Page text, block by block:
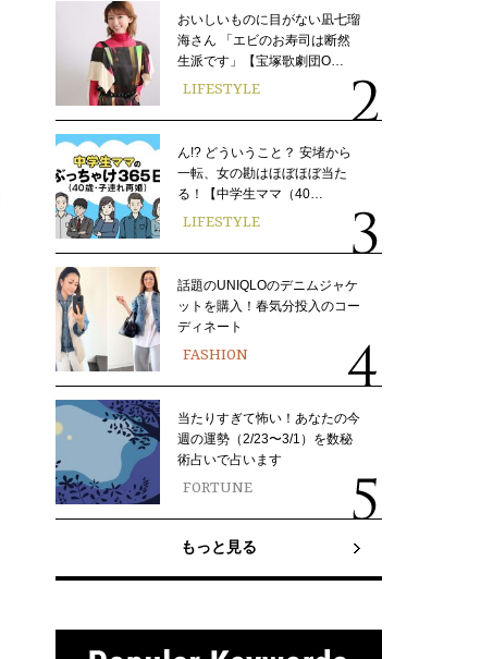
おいしいものに目がない凪七瑠
海さん 「エビのお寿司は断然
生派です」【宝塚歌劇団O…
LIFESTYLE
ん!? どういうこと？ 安堵から
一転、女の勘はほぼほぼ当た
る！【中学生ママ（40…
LIFESTYLE
話題のUNIQLOのデニムジャケ
ットを購入！春気分投入のコー
ディネート
FASHION
当たりすぎて怖い！あなたの今
週の運勢（2/23〜3/1）を数秘
術占いで占います
FORTUNE
もっと見る